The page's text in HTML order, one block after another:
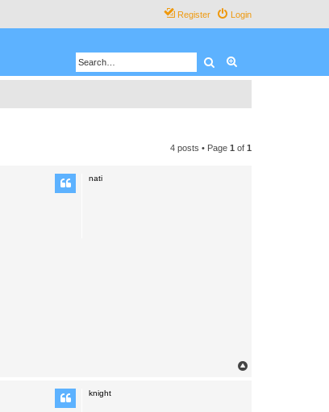
Login
Register
Search
4 posts • Page 1 of 1
nati
knight